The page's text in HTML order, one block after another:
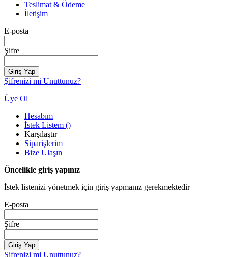
Teslimat & Ödeme
İletişim
E-posta
Şifre
Giriş Yap
Şifrenizi mi Unuttunuz?
Üye Ol
Hesabım
İstek Listem ()
Karşılaştır
Siparişlerim
Bize Ulaşın
Öncelikle giriş yapınız
İstek listenizi yönetmek için giriş yapmanız gerekmektedir
E-posta
Şifre
Giriş Yap
Şifrenizi mi Unuttunuz?